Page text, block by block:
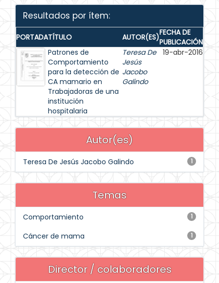
Resultados por ítem:
PORTADATÍTULO AUTOR(ES)FECHA DE
PUBLICACIÓN
Patrones de
Comportamiento
para la detección de
CA mamario en
Trabajadoras de una
institución
hospitalaria
Teresa De
Jesús
Jacobo
Galindo
19-abr-2016
Autor(es)
1
Teresa De Jesús Jacobo Galindo
Temas
1
Comportamiento
1
Cáncer de mama
Director / colaboradores